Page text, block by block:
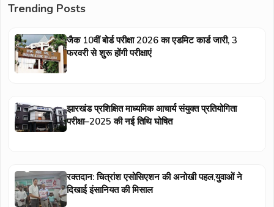
Trending Posts
जैक 10वीं बोर्ड परीक्षा 2026 का एडमिट कार्ड जारी, 3
फरवरी से शुरू होंगी परीक्षाएं
झारखंड प्रशिक्षित माध्यमिक आचार्य संयुक्त प्रतियोगिता
परीक्षा–2025 की नई तिथि घोषित
रक्तदान: चित्रांश एसोसिएशन की अनोखी पहल,युवाओं ने
दिखाई इंसानियत की मिसाल